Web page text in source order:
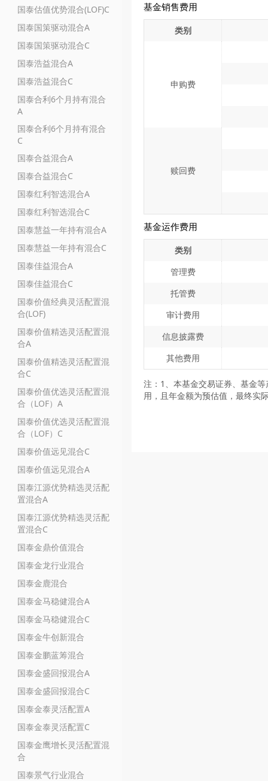
国泰估值优势混合(LOF)C
国泰国策驱动混合A
国泰国策驱动混合C
国泰浩益混合A
国泰浩益混合C
国泰合利6个月持有混合
A
国泰合利6个月持有混合
C
国泰合益混合A
国泰合益混合C
国泰红利智选混合A
国泰红利智选混合C
国泰慧益一年持有混合A
国泰慧益一年持有混合C
国泰佳益混合A
国泰佳益混合C
国泰价值经典灵活配置混
合(LOF)
国泰价值精选灵活配置混
合A
国泰价值精选灵活配置混
合C
国泰价值优选灵活配置混
合（LOF）A
国泰价值优选灵活配置混
合（LOF）C
国泰价值远见混合C
国泰价值远见混合A
国泰江源优势精选灵活配
置混合A
国泰江源优势精选灵活配
置混合C
国泰金鼎价值混合
国泰金龙行业混合
国泰金鹿混合
国泰金马稳健混合A
国泰金马稳健混合C
国泰金牛创新混合
国泰金鹏蓝筹混合
国泰金盛回报混合A
国泰金盛回报混合C
国泰金泰灵活配置A
国泰金泰灵活配置C
国泰金鹰增长灵活配置混
合
国泰景气行业混合
基金销售费用
类别
申购费
赎回费
基金运作费用
类别
管理费
托管费
审计费用
信息披露费
其他费用
注：1、本基金交易证券、基金
用，且年金额为预估值，最终实